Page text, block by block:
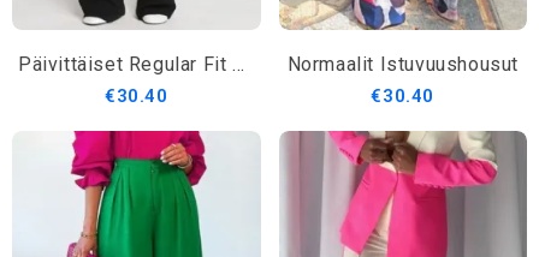
Päivittäiset Regular Fit Plain Fashion Pants
€30.40
Normaalit Istuvuushousut
€30.40